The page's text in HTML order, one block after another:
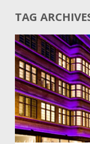
TAG